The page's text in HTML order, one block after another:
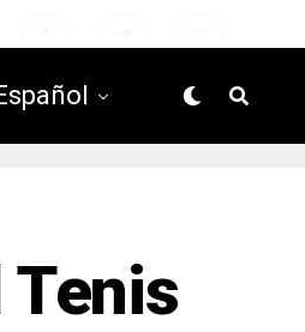
Tenis